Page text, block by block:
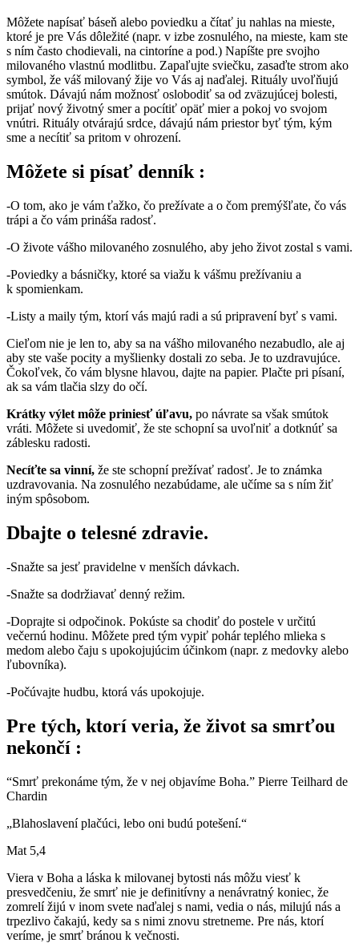
Môžete napísať báseň alebo poviedku a čítať ju nahlas na mieste,
ktoré je pre Vás dôležité (napr. v izbe zosnulého, na mieste, kam ste
s ním často chodievali, na cintoríne a pod.) Napíšte pre svojho
milovaného vlastnú modlitbu. Zapaľujte sviečku, zasaďte strom ako
symbol, že váš milovaný žije vo Vás aj naďalej. Rituály uvoľňujú
smútok. Dávajú nám možnosť oslobodiť sa od zväzujúcej bolesti,
prijať nový životný smer a pocítiť opäť mier a pokoj vo svojom
vnútri. Rituály otvárajú srdce, dávajú nám priestor byť tým, kým
sme a necítiť sa pritom v ohrození.
Môžete si písať denník :
-O tom, ako je vám ťažko, čo prežívate a o čom premýšľate, čo vás
trápi a čo vám prináša radosť.
-O živote vášho milovaného zosnulého, aby jeho život zostal s vami.
-Poviedky a básničky, ktoré sa viažu k vášmu prežívaniu a
k spomienkam.
-Listy a maily tým, ktorí vás majú radi a sú pripravení byť s vami.
Cieľom nie je len to, aby sa na vášho milovaného nezabudlo, ale aj
aby ste vaše pocity a myšlienky dostali zo seba. Je to uzdravujúce.
Čokoľvek, čo vám blysne hlavou, dajte na papier. Plačte pri písaní,
ak sa vám tlačia slzy do očí.
Krátky výlet môže priniesť úľavu, po návrate sa však smútok
vráti. Môžete si uvedomiť, že ste schopní sa uvoľniť a dotknúť sa
záblesku radosti.
Necíťte sa vinní, že ste schopní prežívať radosť. Je to známka
uzdravovania. Na zosnulého nezabúdame, ale učíme sa s ním žiť
iným spôsobom.
Dbajte o telesné zdravie.
-Snažte sa jesť pravidelne v menších dávkach.
-Snažte sa dodržiavať denný režim.
-Doprajte si odpočinok. Pokúste sa chodiť do postele v určitú
večernú hodinu. Môžete pred tým vypiť pohár teplého mlieka s
medom alebo čaju s upokojujúcim účinkom (napr. z medovky alebo
ľubovníka).
-Počúvajte hudbu, ktorá vás upokojuje.
Pre tých, ktorí veria, že život sa smrťou
nekončí :
“Smrť prekonáme tým, že v nej objavíme Boha.” Pierre Teilhard de
Chardin
„Blahoslavení plačúci, lebo oni budú potešení.“
Mat 5,4
Viera v Boha a láska k milovanej bytosti nás môžu viesť k
presvedčeniu, že smrť nie je definitívny a nenávratný koniec, že
zomrelí žijú v inom svete naďalej s nami, vedia o nás, milujú nás a
trpezlivo čakajú, kedy sa s nimi znovu stretneme. Pre nás, ktorí
veríme, je smrť bránou k večnosti.